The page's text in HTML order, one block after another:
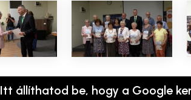
Itt állíthatod be, hogy a Google